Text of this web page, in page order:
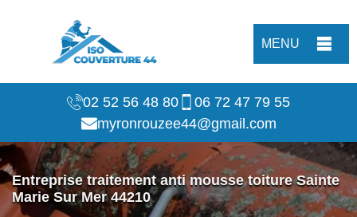
MENU
02 52 56 48 80
06 72 47 79 55
myronrouzee44@gmail.com
Entreprise traitement anti mousse toiture Sainte
Marie Sur Mer 44210